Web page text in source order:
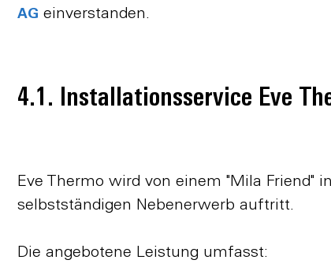
AG einverstanden.
4.1. Installationsservice Eve
Eve Thermo wird von einem "Mila Friend"
selbstständigen Nebenerwerb auftritt.
Die angebotene Leistung umfasst: